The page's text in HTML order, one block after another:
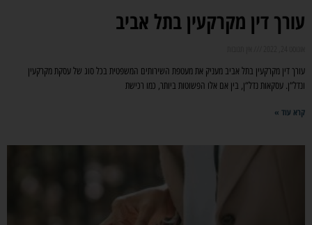
עורך דין מקרקעין בתל אביב
עורך דין מקרקעין בתל אביב מעניק את מעטפת השירותים המשפטית בכל סוג של עסקת מקרקעין
ונדל“ן. עסקאות נדל“ן, בין אם אלו הפשוטות ביותר, כמו רכישת
קרא עוד »